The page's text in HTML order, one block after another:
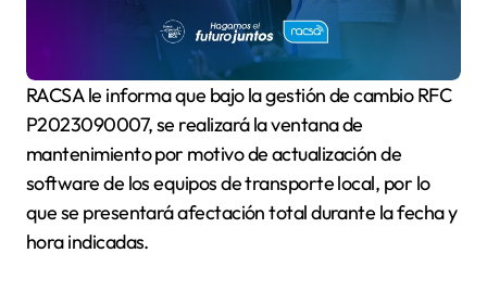
RACSA le informa que bajo la gestión de cambio RFC
P2023090007, se realizará la ventana de
mantenimiento por motivo de actualización de
software de los equipos de transporte local, por lo
que se presentará afectación total durante la fecha y
hora indicadas.